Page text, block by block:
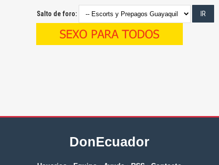
Salto de foro:
DonEcuador